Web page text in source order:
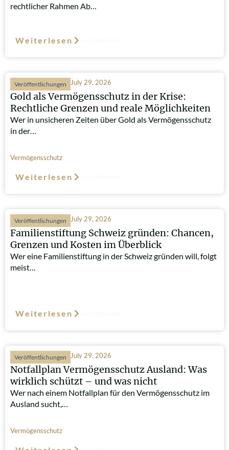
rechtlicher Rahmen Ab…
Weiterlesen
Veröffentlichungen July 29, 2026
Gold als Vermögensschutz in der Krise:
Rechtliche Grenzen und reale Möglichkeiten
Wer in unsicheren Zeiten über Gold als Vermögensschutz
in der…
Vermögensschutz
Weiterlesen
Veröffentlichungen July 29, 2026
Familienstiftung Schweiz gründen: Chancen,
Grenzen und Kosten im Überblick
Wer eine Familienstiftung in der Schweiz gründen will, folgt
meist…
Weiterlesen
Veröffentlichungen July 29, 2026
Notfallplan Vermögensschutz Ausland: Was
wirklich schützt – und was nicht
Wer nach einem Notfallplan für den Vermögensschutz im
Ausland sucht,…
Vermögensschutz